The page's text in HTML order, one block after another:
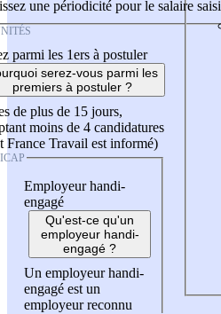
une périodicité pour le salaire saisi
parmi les 1ers à postuler
serez-vous parmi les
premiers à postuler ?
de plus de 15 jours,
moins de 4 candidatures
France Travail est informé)
Employeur handi-
engagé
Qu'est-ce qu'un
employeur handi-
engagé ?
Un employeur handi-
engagé est un
employeur reconnu